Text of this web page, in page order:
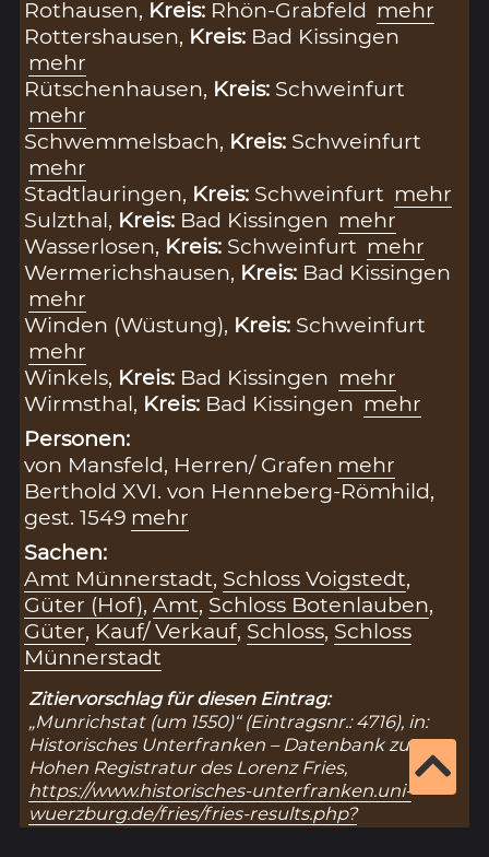
Rothausen, Kreis: Rhön-Grabfeld mehr
Rottershausen, Kreis: Bad Kissingen
mehr
Rütschenhausen, Kreis: Schweinfurt
mehr
Schwemmelsbach, Kreis: Schweinfurt
mehr
Stadtlauringen, Kreis: Schweinfurt mehr
Sulzthal, Kreis: Bad Kissingen mehr
Wasserlosen, Kreis: Schweinfurt mehr
Wermerichshausen, Kreis: Bad Kissingen
mehr
Winden (Wüstung), Kreis: Schweinfurt
mehr
Winkels, Kreis: Bad Kissingen mehr
Wirmsthal, Kreis: Bad Kissingen mehr
Personen:
von Mansfeld, Herren/ Grafen mehr
Berthold XVI. von Henneberg-Römhild,
gest. 1549 mehr
Sachen:
Amt Münnerstadt, Schloss Voigstedt,
Güter (Hof),Amt, Schloss Botenlauben,
Güter, Kauf/ Verkauf, Schloss, Schloss
Münnerstadt
Zitiervorschlag für diesen Eintrag:
„Munrichstat (um 1550)“ (Eintragsnr.: 4716), in:
Historisches Unterfranken – Datenbank zur
Hohen Registratur des Lorenz Fries,
https://www.historisches-unterfranken.uni-
wuerzburg.de/fries/fries-results.php?